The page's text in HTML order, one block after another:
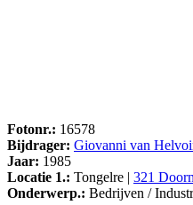
Fotonr.: 16578
Bijdrager: Giovanni van
Jaar: 1985
Locatie 1.: Tongelre | 321
Onderwerp.: Bedrijven /